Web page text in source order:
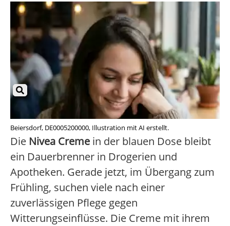
Beiersdorf, DE0005200000, Illustration mit AI erstellt.
Die Nivea Creme in der blauen Dose bleibt
ein Dauerbrenner in Drogerien und
Apotheken. Gerade jetzt, im Übergang zum
Frühling, suchen viele nach einer
zuverlässigen Pflege gegen
Witterungseinflüsse. Die Creme mit ihrem